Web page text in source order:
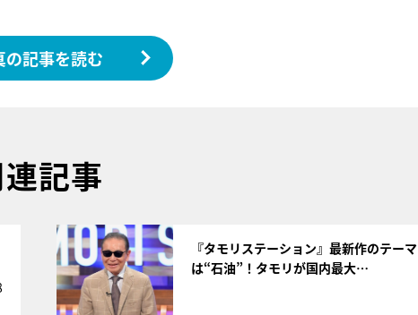
の記事を読む
記事
『タモリステーション』最新作のテーマ
は“石油”！タモリが国内最大…